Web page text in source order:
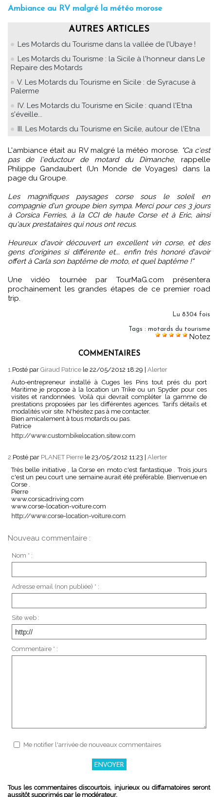
Ambiance au RV malgré la météo morose
AUTRES ARTICLES
Les Motards du Tourisme dans la vallée de l’Ubaye !
Les Motards du Tourisme : la Sicile à l'honneur dans Le
Repaire des Motards
V. Les Motards du Tourisme en Sicile : de Syracuse à
Palerme
IV. Les Motards du Tourisme en Sicile : quand l'Etna
s'éveille...
III. Les Motards du Tourisme en Sicile, autour de l'Etna
L'ambiance était au RV malgré la météo morose.
"Ca c'est
pas de l'eductour de motard du Dimanche, rappelle
Philippe Gandaubert (Un Monde de Voyages) dans la
page du Groupe.
Les magnifiques paysages corse sous le soleil en
compagnie d'un groupe bien sympa. Merci pour ces 3 jours
à Corsica Ferries, à la CCI de haute Corse et à Eric, ainsi
qu'aux prestataires qui nous ont recus.
Heureux d'avoir découvert un excellent vin corse, et des
gens d'origines si différente et... enfin très honoré d'avoir
offert à Carla son baptême de moto, et quel baptême !"
Une vidéo tournée par TourMaG.com présentera
prochainement les grandes étapes de ce premier road
trip.
Lu 8304 fois
Tags : motards du tourisme
Notez
COMMENTAIRES
1. Posté par Giraud Patrice le 22/05/2012 18:29 | Alerter
Auto-entrepreneur installé à Cuges les Pins tout prés du port
Maritime je propose à la location un Trike ou un Spyder pour ces
visites et randonnées. Voilà qui devrait compléter la gamme de
prestations proposées par les différentes agences. Tarifs détails et
modalités voir site. N'hésitez pas à me contacter.
Bien amicalement à tous motards ou pas.
Patrice
http://www.custombikelocation.sitew.com
2. Posté par PLANET Pierre le 23/05/2012 11:23 | Alerter
Très belle initiative , la Corse en moto c'est fantastique . Trois jours
c'est un peu court une semaine aurait été préférable. Bienvenue en
Corse .
Pierre
www.corsicadriving.com
www.corse-location-voiture.com
http://www.corse-location-voiture.com
Nouveau commentaire :
Nom * :
Adresse email (non publiée) * :
Site web :
Commentaire * :
Me notifier l'arrivée de nouveaux commentaires
Tous les commentaires discourtois, injurieux ou diffamatoires seront
aussitôt supprimés par le modérateur.